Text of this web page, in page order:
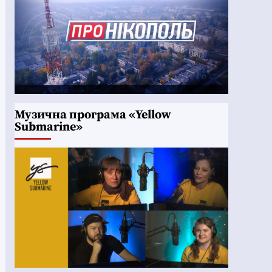
Музична програма «Yellow
Submarine»